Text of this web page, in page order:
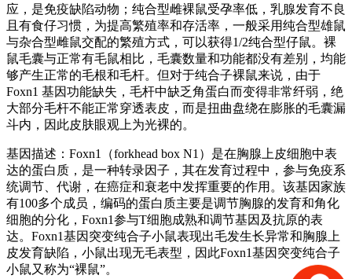
应，是免疫缺陷动物；纯合型雌裸鼠受孕率低，乳腺发育不良
且有食仔习惯，为提高繁殖率和存活率，一般采用纯合型雄鼠
与杂合型雌鼠交配的繁殖方式，可以获得1/2纯合型仔鼠。裸
鼠毛囊与正常有毛鼠相比，毛囊数量和功能都没有差别，均能
够产生正常的毛根和毛杆。但对于纯合子裸鼠来说，由于
Foxn1 基因功能缺失，毛杆中缺乏角蛋白而变得非常纤弱，绝
大部分毛杆不能正常穿透表皮，而是扭曲盘绕在膨胀的毛囊漏
斗内，因此皮肤眼观上为光裸的。
基因描述：Foxn1（forkhead box N1）是在胸腺上皮细胞中表
达的蛋白质，是一种转录因子，其在发育过程中，参与免疫系
统调节、代谢，在癌症和衰老中发挥重要的作用。该基因家族
有100多个成员，编码的蛋白质主要是调节胸腺的发育和角化
细胞的分化，Foxn1参与T细胞成熟和调节基因及抗原的表
达。Foxn1基因突变纯合子小鼠表现出毛发生长异常和胸腺上
皮发育缺陷，小鼠出现无毛表型，因此Foxn1基因突变纯合子
小鼠又称为“裸鼠”。